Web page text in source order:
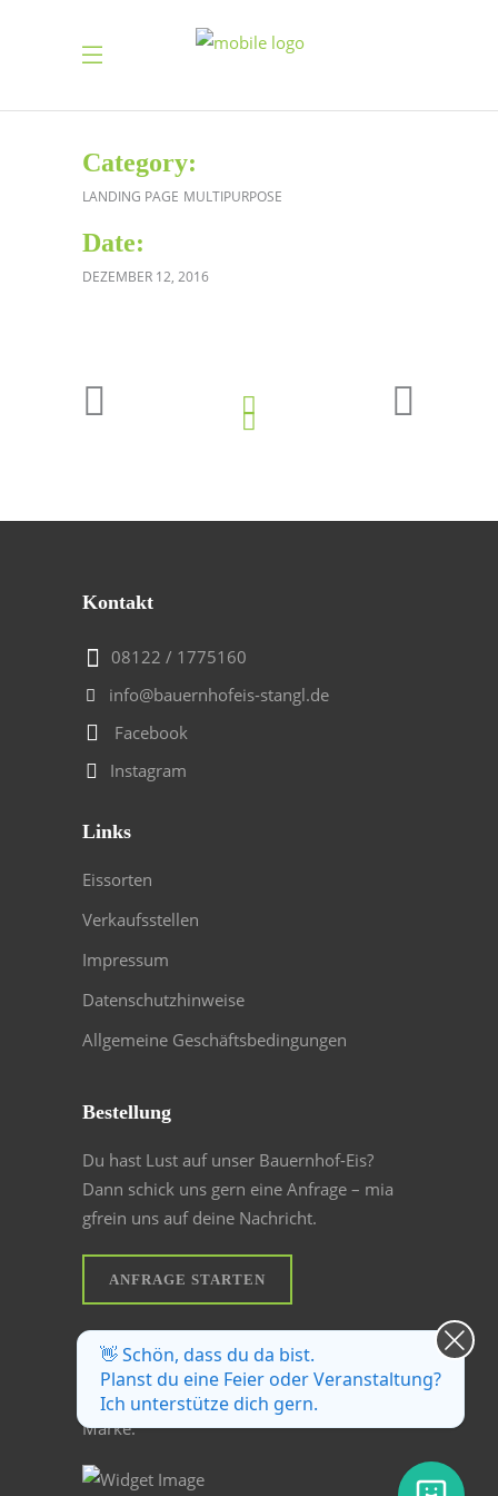
Category:
LANDING PAGE MULTIPURPOSE
Date:
DEZEMBER 12, 2016
Kontakt
08122 / 1775160
info@bauernhofeis-stangl.de
Facebook
Instagram
Links
Eissorten
Verkaufsstellen
Impressum
Datenschutzhinweise
Allgemeine Geschäftsbedingungen
Bestellung
Du hast Lust auf unser Bauernhof-Eis?
Dann schick uns gern eine Anfrage – mia
gfrein uns auf deine Nachricht.
ANFRAGE STARTEN
Echt regional
Wir sind stolzes Mitglied der regionalen
Marke:
👋 Schön, dass du da bist.
Planst du eine Feier oder Veranstaltung?
Ich unterstütze dich gern.